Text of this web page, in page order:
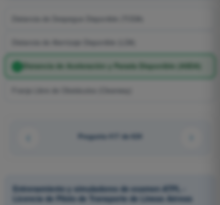
Distancia de Aceleración y Parada Disponible (ASDA)
Pregunta 417 de 624
Entrenamiento y simuladores de examen ATPL -
Licencia de Piloto de Transporte de Líneas Aéreas